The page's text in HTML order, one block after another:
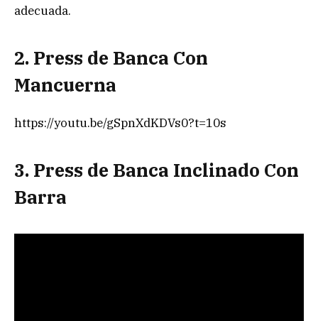
adecuada.
2. Press de Banca Con
Mancuerna
https://youtu.be/gSpnXdKDVs0?t=10s
3. Press de Banca Inclinado Con
Barra